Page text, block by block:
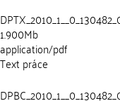
1.900Mb
application/pdf
Text práce